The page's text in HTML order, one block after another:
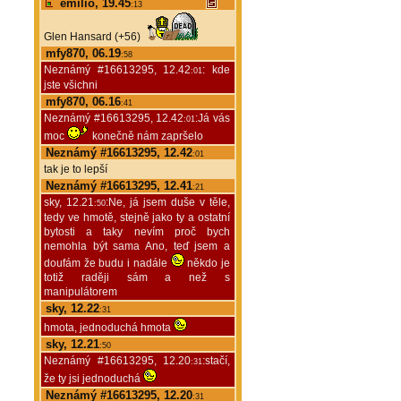
emilio, 19.45:13
Glen Hansard (+56)
mfy870, 06.19:58
Neznámý #16613295, 12.42:01: kde
jste všichni
mfy870, 06.16:41
Neznámý #16613295, 12.42:01:Já vás
moc
konečně nám zapršelo
Neznámý #16613295, 12.42:01
tak je to lepší
Neznámý #16613295, 12.41:21
sky, 12.21:50:Ne, já jsem duše v těle,
tedy ve hmotě, stejně jako ty a ostatní
bytosti a taky nevím proč bych
nemohla být sama Ano, teď jsem a
doufám že budu i nadále
někdo je
totiž raději sám a než s
manipulátorem
sky, 12.22:31
hmota, jednoduchá hmota
sky, 12.21:50
Neznámý #16613295, 12.20:31:stačí,
že ty jsi jednoduchá
Neznámý #16613295, 12.20:31